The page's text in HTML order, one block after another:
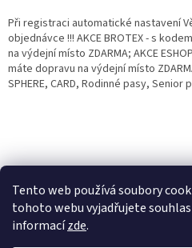
Tento web používá soubory
tohoto webu vyjadřujete
informacízde.
Při registraci automatické nastavení
objednávce !!! AKCE BROTEX - s
na výdejní místo ZDARMA; AKCE
máte dopravu na výdejní místo
SPHERE, CARD, Rodinné pasy, Senior